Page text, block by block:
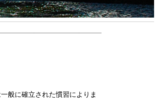
般に確立された慣習によりま